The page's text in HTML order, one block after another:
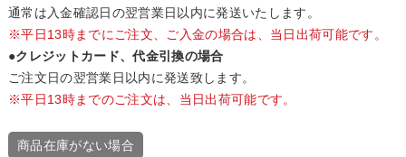
通常は入金確認日の翌営業日以内に発送いたします。
※平日13時までにご注文、ご入金の場合は、当日出荷可能です。
●クレジットカード、代金引換の場合
ご注文日の翌営業日以内に発送致します。
※平日13時までのご注文は、当日出荷可能です。
商品在庫がない場合